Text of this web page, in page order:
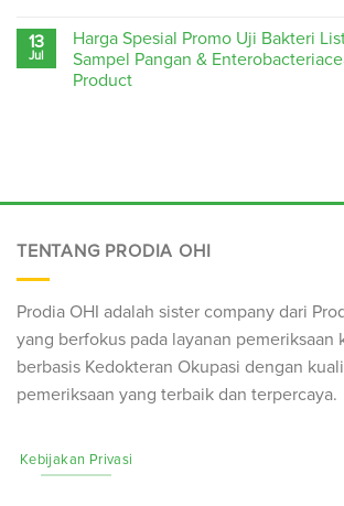
13
Jul
Harga Spesial Promo Uji Bakteri
Sampel Pangan &
Product
TENTANG PRODIA OHI
Prodia OHI adalah sister company dari
yang berfokus pada layanan pemeriksaan
berbasis Kedokteran Okupasi dengan
pemeriksaan yang terbaik dan terpercaya.
Kebijakan Privasi